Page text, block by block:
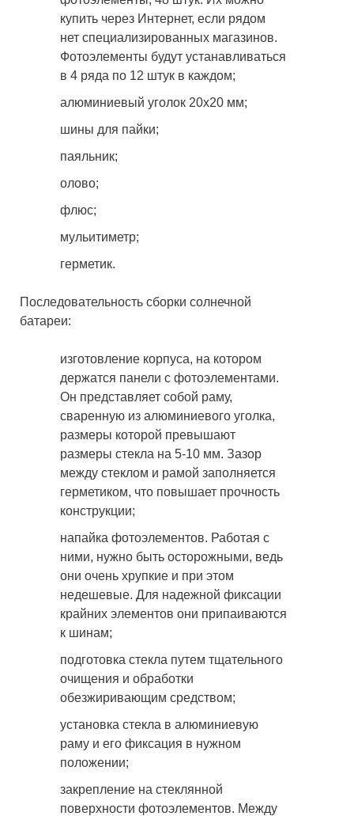
купить через Интернет, если рядом
нет специализированных магазинов.
Фотоэлементы будут устанавливаться
в 4 ряда по 12 штук в каждом;
алюминиевый уголок 20х20 мм;
шины для пайки;
паяльник;
олово;
флюс;
мульитиметр;
герметик.
Последовательность сборки солнечной
батареи:
изготовление корпуса, на котором
держатся панели с фотоэлементами.
Он представляет собой раму,
сваренную из алюминиевого уголка,
размеры которой превышают
размеры стекла на 5-10 мм. Зазор
между стеклом и рамой заполняется
герметиком, что повышает прочность
конструкции;
напайка фотоэлементов. Работая с
ними, нужно быть осторожными, ведь
они очень хрупкие и при этом
недешевые. Для надежной фиксации
крайних элементов они припаиваются
к шинам;
подготовка стекла путем тщательного
очищения и обработки
обезжиривающим средством;
установка стекла в алюминиевую
раму и его фиксация в нужном
положении;
закрепление на стеклянной
поверхности фотоэлементов. Между